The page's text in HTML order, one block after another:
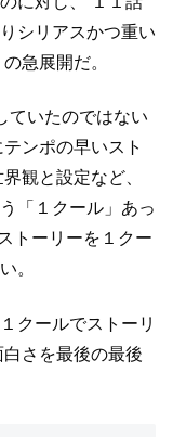
シリアスかつ重い
急展開だ。
ていたのではない
ンポの早いスト
観と設定など、
「１クール」あっ
トーリーを１クー
。
クールでストーリ
さを最後の最後